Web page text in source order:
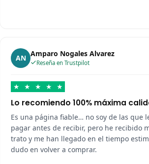
AN Amparo Nogales Alvarez
Reseña en Trustpilot
★ ★ ★ ★ ★
Lo recomiendo 100% máxima
Es una página fiable… no soy de las que
pagar antes de recibir, pero he recibido
trato y me han llegado en el tiempo
dudo en volver a comprar.